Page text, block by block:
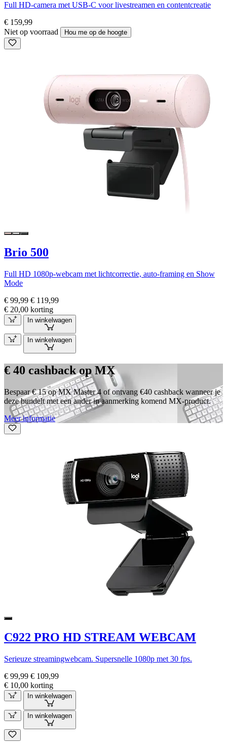
Full HD-camera met USB-C voor livestreamen en contentcreatie
€ 159,99
Niet op voorraad
Hou me op de hoogte
Brio 500
Full HD 1080p-webcam met lichtcorrectie, auto-framing en Show
Mode
€ 99,99 € 119,99
€ 20,00 korting
In winkelwagen
In winkelwagen
€ 40 cashback op MX
Bespaar € 15 op MX Master 4 of ontvang €40 cashback wanneer je
deze bundelt met een ander in aanmerking komend MX-product.
Meer informatie
C922 PRO HD STREAM WEBCAM
Serieuze streamingwebcam. Supersnelle 1080p met 30 fps.
€ 99,99 € 109,99
€ 10,00 korting
In winkelwagen
In winkelwagen